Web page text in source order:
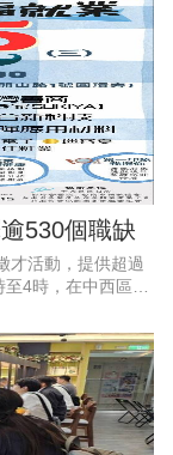
530個職缺
才活動，提供超過
4時，在中西區公